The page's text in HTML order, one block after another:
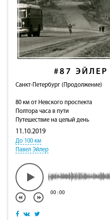
#87
Санкт-Петербург (Продолжение)
80 км от Невского проспекта
Полтора часа в пути
Путешествие на целый день
11.10.2019
До 100 км
Павел Эйлер
00:00